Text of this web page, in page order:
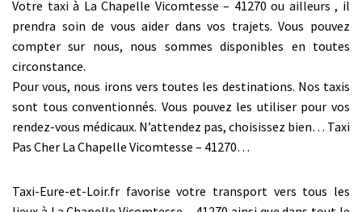
Votre taxi à La Chapelle Vicomtesse – 41270 ou ailleurs , il
prendra soin de vous aider dans vos trajets. Vous pouvez
compter sur nous, nous sommes disponibles en toutes
circonstance.
Pour vous, nous irons vers toutes les destinations. Nos taxis
sont tous conventionnés. Vous pouvez les utiliser pour vos
rendez-vous médicaux. N’attendez pas, choisissez bien… Taxi
Pas Cher La Chapelle Vicomtesse – 41270…
Taxi-Eure-et-Loir.fr favorise votre transport vers tous les